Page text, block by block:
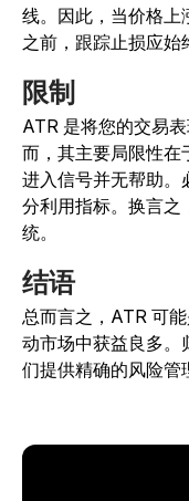
线。因此，当价格上
之前，跟踪止损应始
限制
ATR 是将您的交易
而，其主要局限性在
进入信号并无帮助。
分利用指标。换言之
统。
结语
总而言之，ATR 可
动市场中获益良多。
们提供精确的风险管